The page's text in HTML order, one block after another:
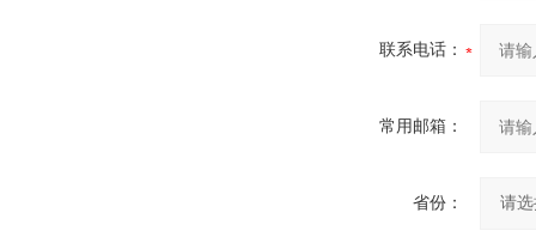
联系电话：
常用邮箱：
省份：